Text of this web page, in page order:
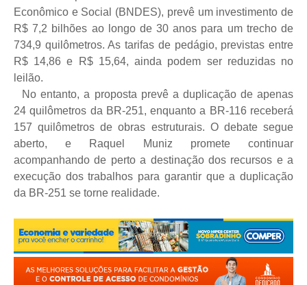
Econômico e Social (BNDES), prevê um investimento de
R$ 7,2 bilhões ao longo de 30 anos para um trecho de
734,9 quilômetros. As tarifas de pedágio, previstas entre
R$ 14,86 e R$ 15,64, ainda podem ser reduzidas no
leilão.
No entanto, a proposta prevê a duplicação de apenas
24 quilômetros da BR-251, enquanto a BR-116 receberá
157 quilômetros de obras estruturais. O debate segue
aberto, e Raquel Muniz promete continuar
acompanhando de perto a destinação dos recursos e a
execução dos trabalhos para garantir que a duplicação
da BR-251 se torne realidade.